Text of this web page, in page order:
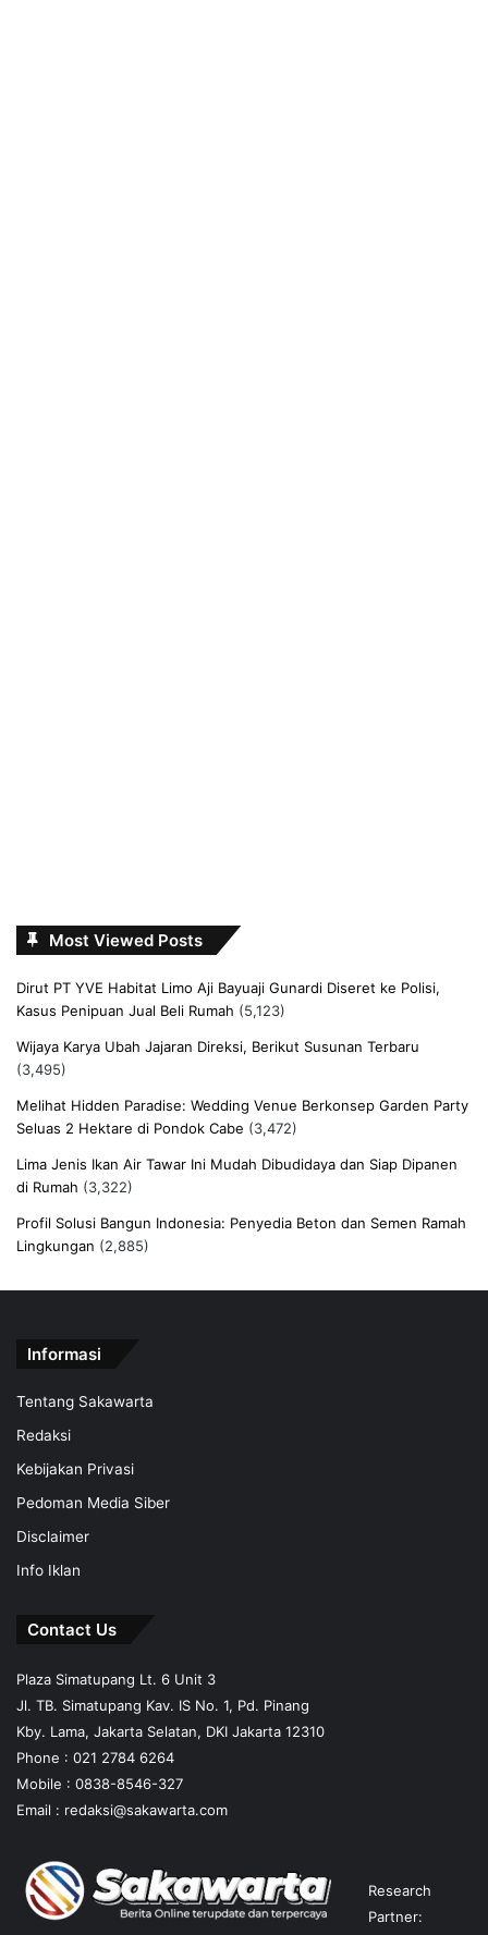
Most Viewed Posts
Dirut PT YVE Habitat Limo Aji Bayuaji Gunardi Diseret ke Polisi,
Kasus Penipuan Jual Beli Rumah (5,123)
Wijaya Karya Ubah Jajaran Direksi, Berikut Susunan Terbaru
(3,495)
Melihat Hidden Paradise: Wedding Venue Berkonsep Garden Party
Seluas 2 Hektare di Pondok Cabe (3,472)
Lima Jenis Ikan Air Tawar Ini Mudah Dibudidaya dan Siap Dipanen
di Rumah (3,322)
Profil Solusi Bangun Indonesia: Penyedia Beton dan Semen Ramah
Lingkungan (2,885)
Informasi
Tentang Sakawarta
Redaksi
Kebijakan Privasi
Pedoman Media Siber
Disclaimer
Info Iklan
Contact Us
Plaza Simatupang Lt. 6 Unit 3
Jl. TB. Simatupang Kav. IS No. 1, Pd. Pinang
Kby. Lama, Jakarta Selatan, DKI Jakarta 12310
Phone : 021 2784 6264
Mobile : 0838-8546-327
Email : redaksi@sakawarta.com
Research
Partner: